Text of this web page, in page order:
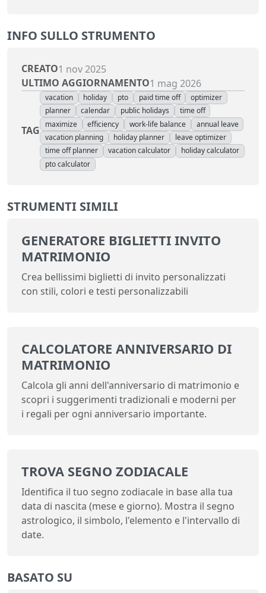
INFO SULLO STRUMENTO
CREATO1 nov 2025
ULTIMO AGGIORNAMENTO1 mag 2026
TAG
vacation holiday pto paid time off
optimizer
planner
calendar public holidays
time off
maximize
efficiency work-life balance
annual leave
vacation planning
holiday planner
leave optimizer
time off planner
vacation calculator
holiday calculator
pto calculator
STRUMENTI SIMILI
GENERATORE BIGLIETTI INVITO
MATRIMONIO
Crea bellissimi biglietti di invito personalizzati
con stili, colori e testi personalizzabili
CALCOLATORE ANNIVERSARIO DI
MATRIMONIO
Calcola gli anni dell'anniversario di matrimonio e
scopri i suggerimenti tradizionali e moderni per
i regali per ogni anniversario importante.
TROVA SEGNO ZODIACALE
Identifica il tuo segno zodiacale in base alla tua
data di nascita (mese e giorno). Mostra il segno
astrologico, il simbolo, l'elemento e l'intervallo di
date.
BASATO SU